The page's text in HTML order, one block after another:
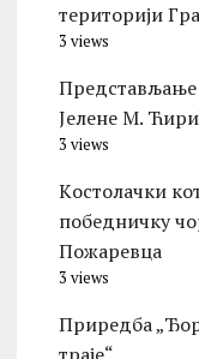
територији
3 views
Представљање
Јелене М.
3 views
Kостолачки
победничку
Пожаревца
3 views
Приредба